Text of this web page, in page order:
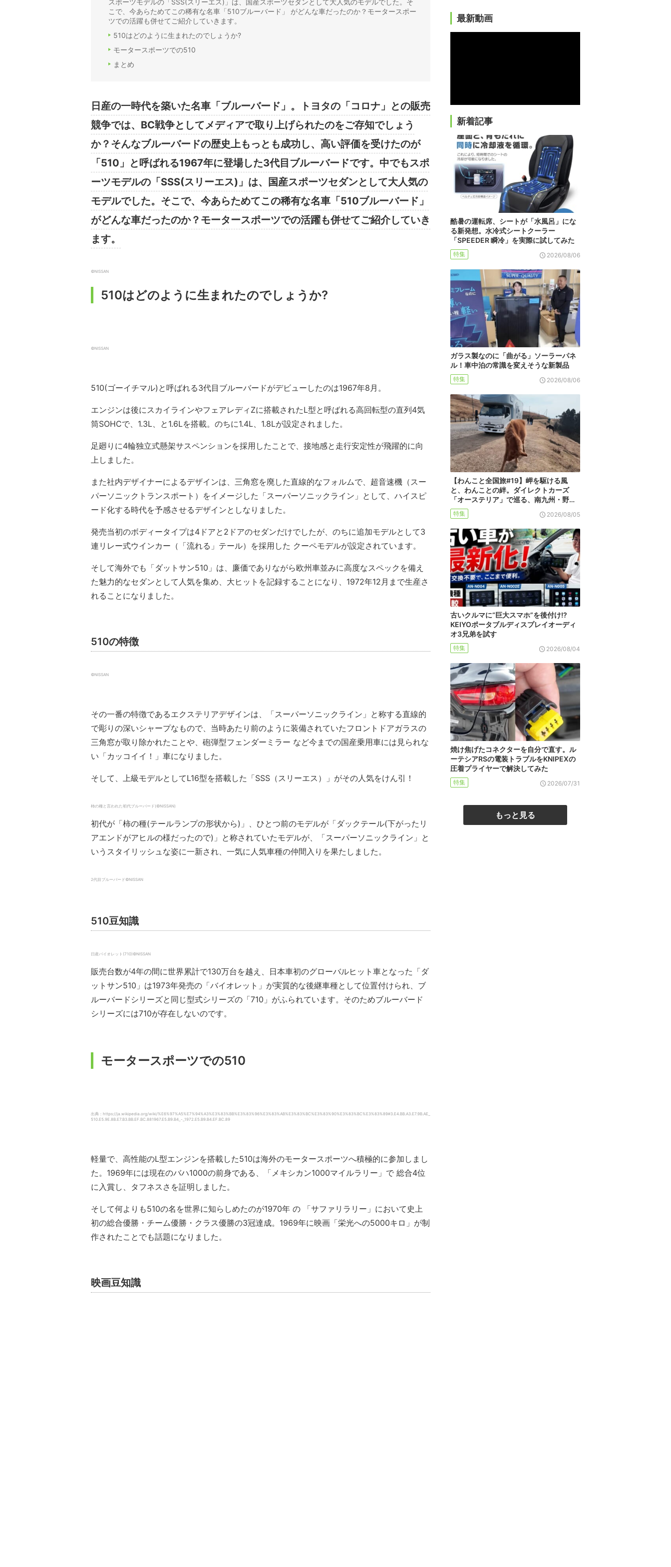
スポーツモデルの「SSS(スリーエス)」は、国産スポーツセダンとして大人気のモデルでした。そ
こで、今あらためてこの稀有な名車「510ブルーバード」 がどんな車だったのか？モータースポー
ツでの活躍も併せてご紹介していきます。
510はどのように生まれたのでしょうか?
モータースポーツでの510
まとめ
日産の一時代を築いた名車「ブルーバード」。トヨタの「コロナ」との販売
競争では、BC戦争としてメディアで取り上げられたのをご存知でしょう
か？そんなブルーバードの歴史上もっとも成功し、高い評価を受けたのが
「510」と呼ばれる1967年に登場した3代目ブルーバードです。中でもスポ
ーツモデルの「SSS(スリーエス)」は、国産スポーツセダンとして大人気の
モデルでした。そこで、今あらためてこの稀有な名車「510ブルーバード」
がどんな車だったのか？モータースポーツでの活躍も併せてご紹介していき
ます。
©NISSAN
510はどのように生まれたのでしょうか?
©NISSAN
510(ゴーイチマル)と呼ばれる3代目ブルーバードがデビューしたのは1967年8月。
エンジンは後にスカイラインやフェアレディZに搭載されたL型と呼ばれる高回転型の直列4気
筒SOHCで、1.3L、と1.6Lを搭載。のちに1.4L、1.8Lが設定されました。
足廻りに4輪独立式懸架サスペンションを採用したことで、接地感と走行安定性が飛躍的に向
上しました。
また社内デザイナーによるデザインは、三角窓を廃した直線的なフォルムで、超音速機（スー
パーソニックトランスポート）をイメージした「スーパーソニックライン」として、ハイスピ
ード化する時代を予感させるデザインとしなりました。
発売当初のボディータイプは4ドアと2ドアのセダンだけでしたが、のちに追加モデルとして3
連リレー式ウインカー（「流れる」テール）を採用した クーペモデルが設定されています。
そして海外でも「ダットサン510」は、廉価でありながら欧州車並みに高度なスペックを備え
た魅力的なセダンとして人気を集め、大ヒットを記録することになり、1972年12月まで生産さ
れることになりました。
510の特徴
©NISSAN
その一番の特徴であるエクステリアデザインは、「スーパーソニックライン」と称する直線的
で彫りの深いシャープなもので、当時あたり前のように装備されていたフロントドアガラスの
三角窓が取り除かれたことや、砲弾型フェンダーミラー など今までの国産乗用車には見られな
い「カッコイイ！」車になりました。
そして、上級モデルとしてL16型を搭載した「SSS（スリーエス）」がその人気をけん引！
柿の種と言われた初代ブルーバード(©NISSAN)
初代が「柿の種(テールランプの形状から)」、ひとつ前のモデルが「ダックテール(下がったリ
アエンドがアヒルの様だったので)」と称されていたモデルが、「スーパーソニックライン」と
いうスタイリッシュな姿に一新され、一気に人気車種の仲間入りを果たしました。
2代目ブルーバード©NISSAN
510豆知識
日産バイオレット(710)©NISSAN
販売台数が4年の間に世界累計で130万台を越え、日本車初のグローバルヒット車となった「ダ
ットサン510」は1973年発売の「バイオレット」が実質的な後継車種として位置付けられ、ブ
ルーバードシリーズと同じ型式シリーズの「710」がふられています。そのためブルーバード
シリーズには710が存在しないのです。
モータースポーツでの510
出典：https://ja.wikipedia.org/wiki/%E6%97%A5%E7%94%A3%E3%83%BB%E3%83%96%E3%83%AB%E3%83%BC%E3%83%90%E3%83%BC%E3%83%89#3.E4.BB.A3.E7.9B.AE_
510.E5.9E.8B.E7.B3.BB.EF.BC.881967.E5.B9.B4_-_1972.E5.B9.B4.EF.BC.89
軽量で、高性能のL型エンジンを搭載した510は海外のモータースポーツへ積極的に参加しまし
た。1969年には現在のバハ1000の前身である、「メキシカン1000マイルラリー」で 総合4位
に入賞し、タフネスさを証明しました。
そして何よりも510の名を世界に知らしめたのが1970年 の 「サファリラリー」において史上
初の総合優勝・チーム優勝・クラス優勝の3冠達成。1969年に映画「栄光への5000キロ」が制
作されたことでも話題になりました。
映画豆知識
最新動画
新着記事
酷暑の運転席、シートが「水風呂」にな
る新発想。水冷式シートクーラー
「SPEEDER 瞬冷」を実際に試してみた
特集 2026/08/06
ガラス製なのに「曲がる」ソーラーパネ
ル！車中泊の常識を変えそうな新製品
特集 2026/08/06
【わんこと全国旅#19】岬を駆ける風
と、わんことの絆。ダイレクトカーズ
「オーステリア」で巡る、南九州・野…
特集 2026/08/05
古いクルマに“巨大スマホ”を後付け!?
KEIYOポータブルディスプレイオーディ
オ3兄弟を試す
特集 2026/08/04
焼け焦げたコネクターを自分で直す。ル
ーテシアRSの電装トラブルをKNIPEXの
圧着プライヤーで解決してみた
特集 2026/07/31
もっと見る